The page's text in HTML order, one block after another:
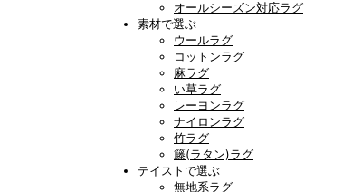
オールシーズン対応ラグ
素材で選ぶ
ウールラグ
コットンラグ
麻ラグ
い草ラグ
レーヨンラグ
ナイロンラグ
竹ラグ
籐(ラタン)ラグ
テイストで選ぶ
無地系ラグ